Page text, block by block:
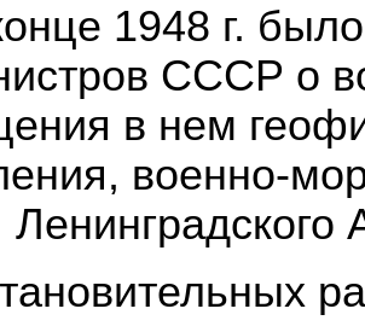
1948 г.
СССР о
в нем
военно-
Ленинградского